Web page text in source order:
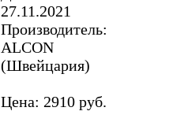
27.11.2021
Производитель:
ALCON
(Швейцария)
Цена: 2910 руб.